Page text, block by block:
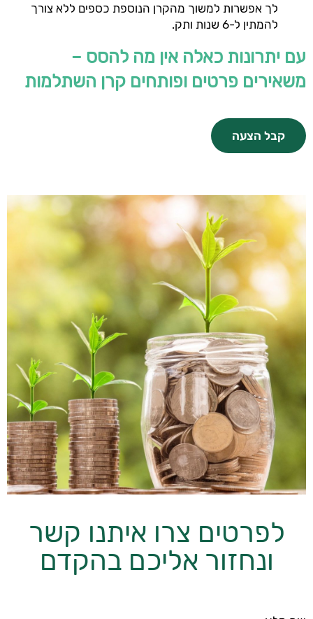
לך אפשרות למשוך מהקרן הנוספת כספים ללא צורך
להמתין ל-6 שנות ותק.
עם יתרונות כאלה אין מה להסס –
משאירים פרטים ופותחים קרן השתלמות
קבל הצעה
לפרטים צרו איתנו קשר
ונחזור אליכם בהקדם